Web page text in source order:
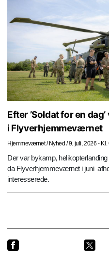
Efter ’Soldat for en
i Flyverhjemmeværnet
Hjemmeværnet / Nyhed /9. juli, 2026 - Kl.
Der var bykamp,
da Flyverhjemmeværnet i juni
interesserede.